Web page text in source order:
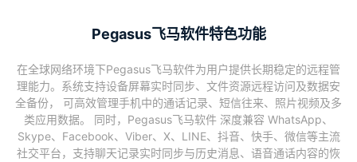
Pegasus飞马软件特色功能
在全球网络环境下Pegasus飞马软件为用户提供长期稳定的远程管
理能力。系统支持设备屏幕实时同步、文件资源远程访问及数据安
全备份， 可高效管理手机中的通话记录、短信往来、照片视频及多
类应用数据。 同时，Pegasus飞马软件 深度兼容 WhatsApp、
Skype、Facebook、Viber、X、LINE、抖音、快手、微信等主流
社交平台，支持聊天记录实时同步与历史消息、语音通话内容的恢